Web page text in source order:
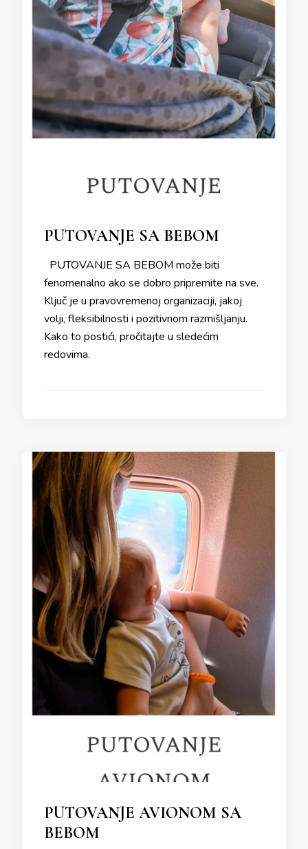
PUTOVANJE SA BEBOM
PUTOVANJE SA BEBOM može biti
fenomenalno ako se dobro pripremite na sve.
Ključ je u pravovremenoj organizaciji, jakoj
volji, fleksibilnosti i pozitivnom razmišljanju.
Kako to postići, pročitajte u sledećim
redovima.
PUTOVANJE AVIONOM SA
BEBOM